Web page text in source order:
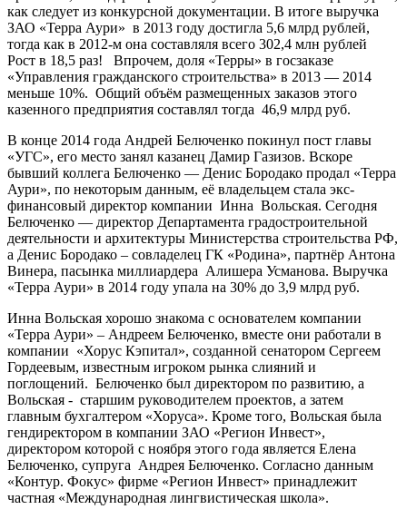
как следует из конкурсной документации. В итоге выручка
ЗАО «Терра Аури» в 2013 году достигла 5,6 млрд рублей,
тогда как в 2012-м она составляля всего 302,4 млн рублей
Рост в 18,5 раз! Впрочем, доля «Терры» в госзаказе
«Управления гражданского строительства» в 2013 — 2014
меньше 10%. Общий объём размещенных заказов этого
казенного предприятия составлял тогда 46,9 млрд руб.
В конце 2014 года Андрей Белюченко покинул пост главы
«УГС», его место занял казанец Дамир Газизов. Вскоре
бывший коллега Белюченко — Денис Бородако продал «Терра
Аури», по некоторым данным, её владельцем стала экс-
финансовый директор компании Инна Вольская. Сегодня
Белюченко — директор Департамента градостроительной
деятельности и архитектуры Министерства строительства РФ,
а Денис Бородако – совладелец ГК «Родина», партнёр Антона
Винера, пасынка миллиардера Алишера Усманова. Выручка
«Терра Аури» в 2014 году упала на 30% до 3,9 млрд руб.
Инна Вольская хорошо знакома с основателем компании
«Терра Аури» – Андреем Белюченко, вместе они работали в
компании «Хорус Кэпитал», созданной сенатором Сергеем
Гордеевым, известным игроком рынка слияний и
поглощений. Белюченко был директором по развитию, а
Вольская - старшим руководителем проектов, а затем
главным бухгалтером «Хоруса». Кроме того, Вольская была
гендиректором в компании ЗАО «Регион Инвест»,
директором которой с ноября этого года является Елена
Белюченко, супруга Андрея Белюченко. Согласно данным
«Контур. Фокус» фирме «Регион Инвест» принадлежит
частная «Международная лингвистическая школа».